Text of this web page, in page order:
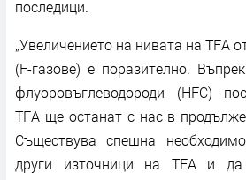
последици.
„Увеличението на нивата на TFA
(F-газове) е поразително.
флуоровъглеводороди (HFC)
TFA ще останат с нас в
Съществува спешна
други източници на TFA и